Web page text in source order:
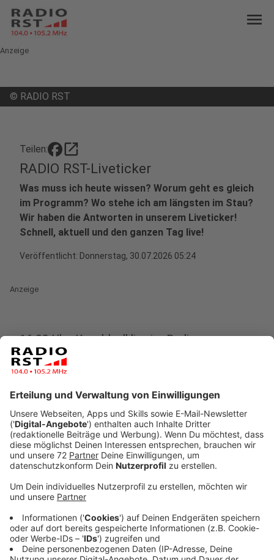
menu
Anzeige
© RADIO RST
Teilen: open_in_new
RADIO RST-Liveticker
Was muss ich heute wissen? Worum geht es gleich
im Programm? Wo stehe ich am längsten im Stau?
Wir haben die Antworten in unserem Liveticker!
Schnell, aktuell und den ganzen Tag live!
Veröffentlicht: Donnerstag, 30.07.2026 05:24
Anzeige
16:08 Uhr: Kegelduell live im Radio
Anzeige
„Ihr müsst auf jeden Fall zur Ratsschänke in Laer!“,
dieser Tipp kam wirklich oft aus der RADIO RST-
Community. Deswegen ist Christina Strunck jetzt vor
Ort und wird gleich live im Radio im Kegelduell gegen
Ratsschänken-Inhaber Aykut antreten. Wie es
ausgeht? Hört ihr ab 16.40h live bei RADIO RST.
Anzeige
14:53 Uhr - Ärger um Bebauungsplan für